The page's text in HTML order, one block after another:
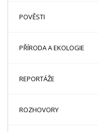
POVĚSTI
PŘÍRODA A EKOLOGIE
REPORTÁŽE
ROZHOVORY